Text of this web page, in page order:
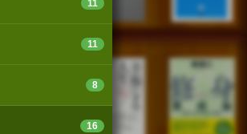
11
11
8
16
問い合わせ 運営会社
エイトプログラムによる収益を得ていま